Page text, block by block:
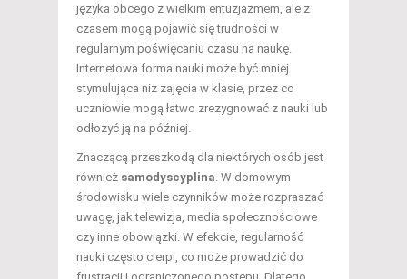
języka obcego z wielkim entuzjazmem, ale z
czasem mogą pojawić się trudności w
regularnym poświęcaniu czasu na naukę.
Internetowa forma nauki może być mniej
stymulująca niż zajęcia w klasie, przez co
uczniowie mogą łatwo zrezygnować z nauki lub
odłożyć ją na później.
Znaczącą przeszkodą dla niektórych osób jest
również samodyscyplina . W domowym
środowisku wiele czynników może rozpraszać
uwagę, jak telewizja, media społecznościowe
czy inne obowiązki. W efekcie, regularność
nauki często cierpi, co może prowadzić do